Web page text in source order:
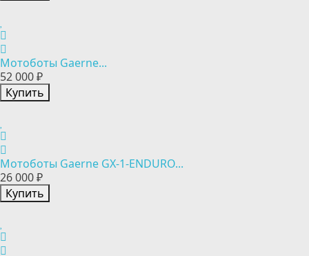
Мотоботы Gaerne...
52 000 ₽
Купить
Мотоботы Gaerne GX-1-ENDURO...
26 000 ₽
Купить